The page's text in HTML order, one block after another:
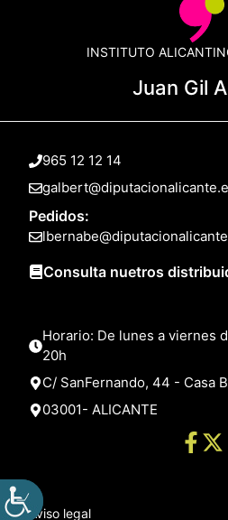
INSTITUTO
Juan Gil
965 12 12 14
Pedidos:
Consulta nuetros
Horario: De lunes a viernes
20h
C/ SanFernando, 44 - Casa
03001- ALICANTE
Aviso legal